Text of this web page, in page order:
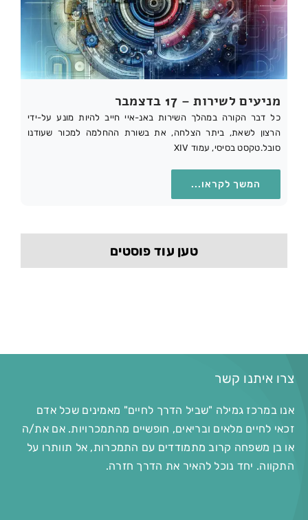
מניעים לשירות – 17 בדצמבר
כל דבר הקורה במהלך השירות באנ-איי חייב להיות מונע על-ידי
הרצון לשאת, ביתר הצלחה, את בשורת ההחלמה למכור שעודנו
סובל.טקסט בסיסי, עמוד XIV
המשך לקראו...
טען עוד פוסטים
צרו איתנו קשר
אנו במרכז גמילה "שביל הדרך לחיים" מאמינים שכל אדם
זכאי לחיים מלאים ובריאים, חופשיים מהתמכרויות. אם את/ה
או בן משפחה קרוב מתמודדים עם התמכרות, אל תוותרו על
התקווה. יחד נוכל להאיר את הדרך חזרה.